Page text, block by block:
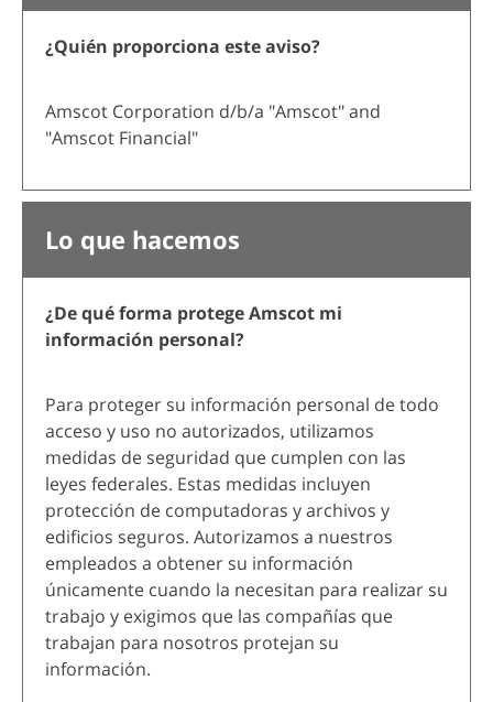
¿Quién proporciona este aviso?
Amscot Corporation d/b/a "Amscot" and
"Amscot Financial"
Lo que hacemos
¿De qué forma protege Amscot mi
información personal?
Para proteger su información personal de todo
acceso y uso no autorizados, utilizamos
medidas de seguridad que cumplen con las
leyes federales. Estas medidas incluyen
protección de computadoras y archivos y
edificios seguros. Autorizamos a nuestros
empleados a obtener su información
únicamente cuando la necesitan para realizar su
trabajo y exigimos que las compañías que
trabajan para nosotros protejan su
información.